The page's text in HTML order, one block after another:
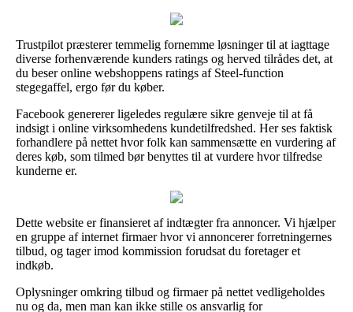
Trustpilot præsterer temmelig fornemme løsninger til at iagttage
diverse forhenværende kunders ratings og herved tilrådes det, at
du beser online webshoppens ratings af Steel-function
stegegaffel, ergo før du køber.
Facebook genererer ligeledes regulære sikre genveje til at få
indsigt i online virksomhedens kundetilfredshed. Her ses faktisk
forhandlere på nettet hvor folk kan sammensætte en vurdering af
deres køb, som tilmed bør benyttes til at vurdere hvor tilfredse
kunderne er.
Dette website er finansieret af indtægter fra annoncer. Vi hjælper
en gruppe af internet firmaer hvor vi annoncerer forretningernes
tilbud, og tager imod kommission forudsat du foretager et
indkøb.
Oplysninger omkring tilbud og firmaer på nettet vedligeholdes
nu og da, men man kan ikke stille os ansvarlig for